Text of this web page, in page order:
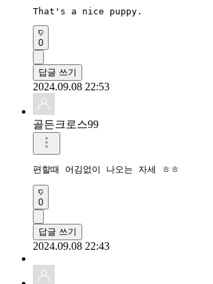
That's a nice puppy.
0
답글 쓰기
2024.09.08 22:53
골든크로스99
편할때 어김없이 나오는 자세 ㅎㅎ
0
답글 쓰기
2024.09.08 22:43